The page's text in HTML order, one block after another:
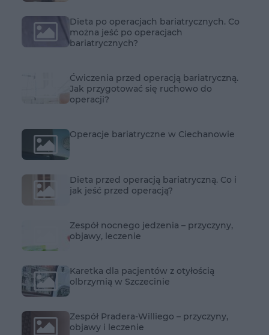
Dieta po operacjach bariatrycznych. Co
można jeść po operacjach
bariatrycznych?
Ćwiczenia przed operacją bariatryczną.
Jak przygotować się ruchowo do
operacji?
Operacje bariatryczne w Ciechanowie
Dieta przed operacją bariatryczną. Co i
jak jeść przed operacją?
Zespół nocnego jedzenia – przyczyny,
objawy, leczenie
Karetka dla pacjentów z otyłością
olbrzymią w Szczecinie
Zespół Pradera-Williego – przyczyny,
objawy i leczenie